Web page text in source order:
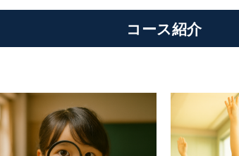
コース紹介